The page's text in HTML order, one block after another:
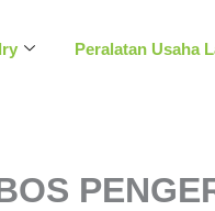
Peralatan Usaha